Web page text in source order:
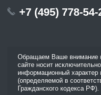
+7 (495) 778-54-
Обращаем Ваше внимание
сайте носит
информационный характер
(определяемой в
Гражданского кодекса РФ).